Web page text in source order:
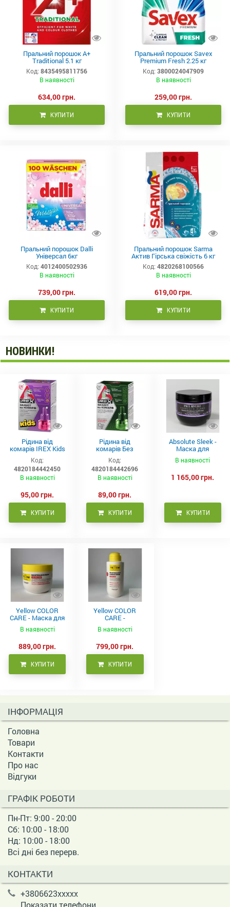
Пральний порошок А+
Traditional 5.1 кг
Код: 8435495811756
В наявності
634,00 грн.
КУПИТИ
Пральний порошок Savex
Premium Fresh 2.25 кг
Код: 3800024047909
В наявності
259,00 грн.
КУПИТИ
Пральний порошок Dalli
Універсал 6кг
Код: 4012400502936
В наявності
739,00 грн.
КУПИТИ
Пральний порошок Sarma
Актив Гірська свіжість 6 кг
Код: 4820268100566
В наявності
619,00 грн.
КУПИТИ
НОВИНКИ!
Рідина від
комарів IREX Kids
д/дітей (30 ночей),
20мл
Код:
4820184442450
В наявності
95,00 грн.
КУПИТИ
Рідина від
комарів Без
запаху IREX (30
ночей), 20мл
Код:
4820184442696
В наявності
89,00 грн.
КУПИТИ
Absolute Sleek -
Маска для
неслухняного
волосся 300 мл
В наявності
1 165,00 грн.
КУПИТИ
Yellow COLOR
CARE - Маска для
фарбованого
волосся, 500 мл
В наявності
889,00 грн.
КУПИТИ
Yellow COLOR
CARE -
Кондиціонер для
фарбованого
В наявності
799,00 грн.
КУПИТИ
ІНФОРМАЦІЯ
Головна
Товари
Контакти
Про нас
Відгуки
ГРАФІК РОБОТИ
Пн-Пт: 9:00 - 20:00
Сб: 10:00 - 18:00
Нд: 10:00 - 18:00
Всі дні без перерв.
КОНТАКТИ
+3806623xxxxx
Показати телефони